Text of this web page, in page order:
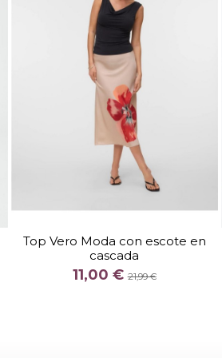
Top Vero Moda con escote en
cascada
11,00 €21,99 €
TALLA
COLOR
NEGRO
ROJOVERDE CLARO